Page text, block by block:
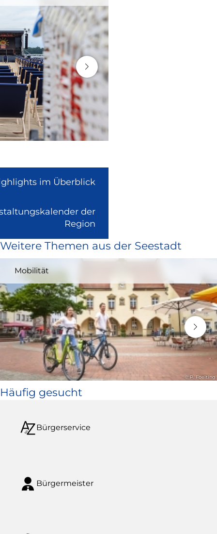
im Überblick
der
Region
extern
und
in
neuem
Fenster)
Weitere Themen aus der Seestadt
Mobilität
© P. Foelting
Häufig gesucht
Bürgerservice
Bürgermeister